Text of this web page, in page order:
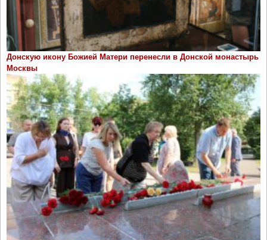
Донскую икону Божией Матери перенесли в Донской монастырь
Москвы